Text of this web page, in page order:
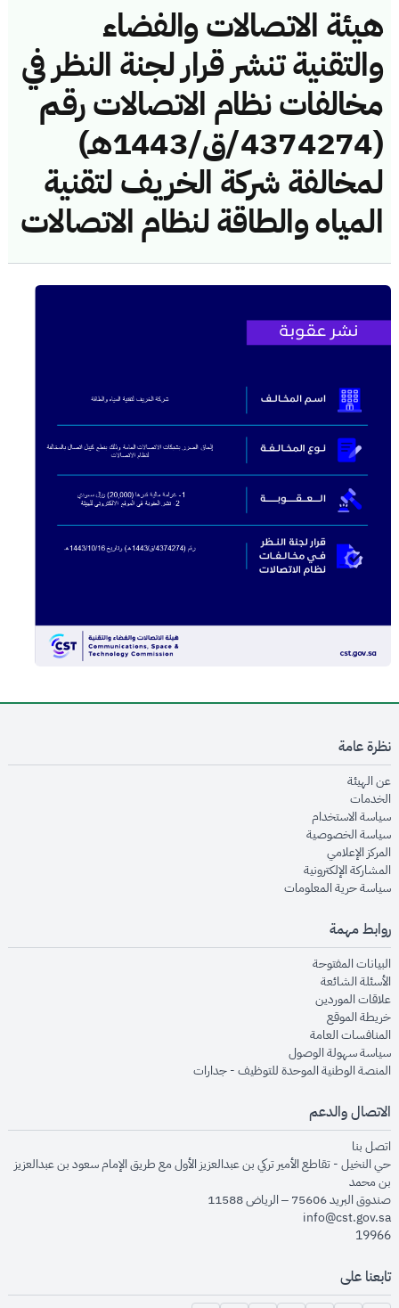
هيئة الاتصالات والفضاء
والتقنية تنشر قرار لجنة النظر في
مخالفات نظام الاتصالات رقم
(4374274/ق/1443هـ)
لمخالفة شركة الخريف لتقنية
المياه والطاقة لنظام الاتصالات
نظرة عامة
عن الهيئةopens in new window
الخدماتopens in new window
سياسة الاستخدام
سياسة الخصوصيةopens in new window
المركز الإعلاميopens in new window
المشاركة الإلكترونيةopens in new window
سياسة حرية المعلوماتopens in new window
روابط مهمة
البيانات المفتوحةopens in new window
الأسئلة الشائعةopens in new window
علاقات الموردينopens in new window
خريطة الموقعopens in new window
المنافسات العامةopens in new window
سياسة سهولة الوصولopens in new window
المنصة الوطنية الموحدة للتوظيف - جداراتopens in new window
الاتصال والدعم
اتصل بنا
حي النخيل - تقاطع الأمير تركي بن عبدالعزيز الأول مع طريق الإمام سعود بن عبدالعزيز
بن محمد
صندوق البريد 75606 – الرياض 11588
info@cst.gov.sa
19966
تابعنا على